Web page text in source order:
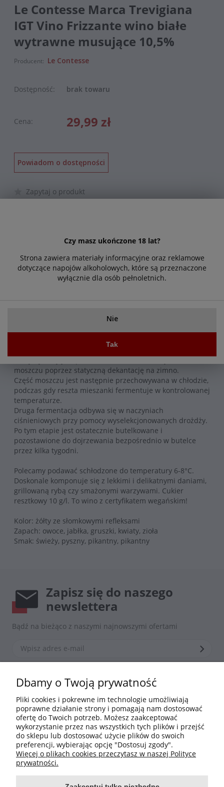
Czy masz ukończone 18 lat?
Strona zawiera materiały informacyjne oraz reklamowe
dotyczące napojów alkoholowych, które są przeznaczone
wyłącznie dla osób pełnoletnich.
Nie
Tak
Le Contesse Marca Trevigiana
IGT Vino Frizzante wino białe
wytrawne musujące 10,5%
Producent: Le Contesse
Dostępność: brak towaru
Cena: 29,99 zł
Powiadom o dostępności
Zapytaj o produkt
Cechy produktu
Le Contesse Bianco Frizzante IGT Marco Trevigiana to
i drugiej dekadzie września. Wino pochodzi z regionu
Treviso we Włoszech (40 m n.p.m.).
moszczu poprzez statyczną dekantację na zimno.
Część moszczu jest następnie przechowywana w chłodzie,
podczas gdy reszta mieszanki fermentuje w kontrolowanej
temperaturze.
Druga fermentacja odbywa się w naczyniach
ciśnieniowych przy pomocy wyselekcjonowanych drożdży.
Po tym etapie jest ostatecznie butelkowane i
pozostawione do dojrzewania bezpośrednio w butelce
przez kilka tygodni.
Polecamy podawać schłodzone do temperatury 6-8°C.
Doskonale komponuje się z lekkimi i delikatnymi daniami,
grillowaną rybą czy smażonymi warzywami. Cukier
resztkowy 10 g/l. To wino z certyfikatem wegańskim!
Kolor: żółty ze słomkowymi refleksami
Zapach: owoce, jabłka, gruszki, kwiaty, zioła
Smak: świeży, pyszny, pikantny, pikantny
Zapisz się do naszego
newslettera
Bądź na bieżąco z naszymi najnowszymi ofertami
*Zapisując się zgadzasz się z nasząpolityką prywatności
Informacje
Moje konto
Płatności i dostawa
Dbamy o Twoją prywatność
Pliki cookies i pokrewne im technologie umożliwiają
poprawne działanie strony i pomagają nam dostosować
ofertę do Twoich potrzeb. Możesz zaakceptować
wykorzystanie przez nas wszystkich tych plików i przejść
do sklepu lub dostosować użycie plików do swoich
preferencji, wybierając opcję "Dostosuj zgody".
Więcej o plikach cookies przeczytasz w naszej Polityce
prywatności.